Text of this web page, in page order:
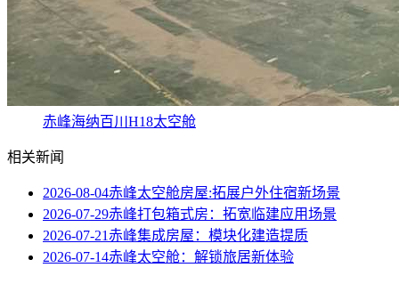
赤峰海纳百川H18太空舱
相关新闻
2026-08-04赤峰太空舱房屋:拓展户外住宿新场景
2026-07-29赤峰打包箱式房：拓宽临建应用场景
2026-07-21赤峰集成房屋：模块化建造提质
2026-07-14赤峰太空舱：解锁旅居新体验